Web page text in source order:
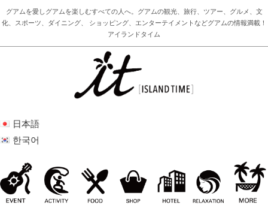
グアムを愛しグアムを楽しむすべての人へ。グアムの観光、旅行、ツアー、グルメ、文
化、スポーツ、ダイニング、 ショッピング、エンターテイメントなどグアムの情報満載！
アイランドタイム
日本語
한국어